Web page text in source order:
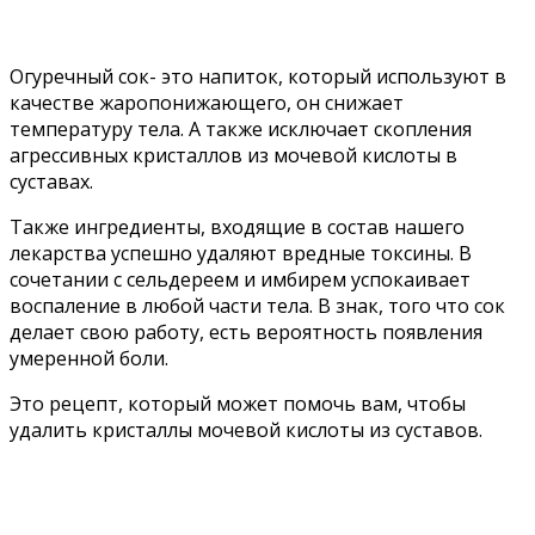
Огуречный сок- это напиток, который используют в
качестве жаропонижающего, он снижает
температуру тела. А также исключает скопления
агрессивных кристаллов из мочевой кислоты в
суставах.
Также ингредиенты, входящие в состав нашего
лекарства успешно удаляют вредные токсины. В
сочетании с сельдереем и имбирем успокаивает
воспаление в любой части тела. В знак, того что сок
делает свою работу, есть вероятность появления
умеренной боли.
Это рецепт, который может помочь вам, чтобы
удалить кристаллы мочевой кислоты из суставов.